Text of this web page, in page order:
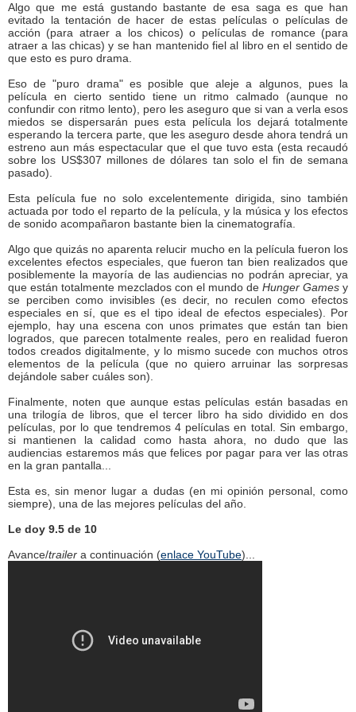
Algo que me está gustando bastante de esa saga es que han
evitado la tentación de hacer de estas películas o películas de
acción (para atraer a los chicos) o películas de romance (para
atraer a las chicas) y se han mantenido fiel al libro en el sentido de
que esto es puro drama.
Eso de "puro drama" es posible que aleje a algunos, pues la
película en cierto sentido tiene un ritmo calmado (aunque no
confundir con ritmo lento), pero les aseguro que si van a verla esos
miedos se dispersarán pues esta película los dejará totalmente
esperando la tercera parte, que les aseguro desde ahora tendrá un
estreno aun más espectacular que el que tuvo esta (esta recaudó
sobre los US$307 millones de dólares tan solo el fin de semana
pasado).
Esta película fue no solo excelentemente dirigida, sino también
actuada por todo el reparto de la película, y la música y los efectos
de sonido acompañaron bastante bien la cinematografía.
Algo que quizás no aparenta relucir mucho en la película fueron los
excelentes efectos especiales, que fueron tan bien realizados que
posiblemente la mayoría de las audiencias no podrán apreciar, ya
que están totalmente mezclados con el mundo de Hunger Games y
se perciben como invisibles (es decir, no reculen como efectos
especiales en sí, que es el tipo ideal de efectos especiales). Por
ejemplo, hay una escena con unos primates que están tan bien
logrados, que parecen totalmente reales, pero en realidad fueron
todos creados digitalmente, y lo mismo sucede con muchos otros
elementos de la película (que no quiero arruinar las sorpresas
dejándole saber cuáles son).
Finalmente, noten que aunque estas películas están basadas en
una trilogía de libros, que el tercer libro ha sido dividido en dos
películas, por lo que tendremos 4 películas en total. Sin embargo,
si mantienen la calidad como hasta ahora, no dudo que las
audiencias estaremos más que felices por pagar para ver las otras
en la gran pantalla...
Esta es, sin menor lugar a dudas (en mi opinión personal, como
siempre), una de las mejores películas del año.
Le doy 9.5 de 10
Avance/trailer a continuación (enlace YouTube)...